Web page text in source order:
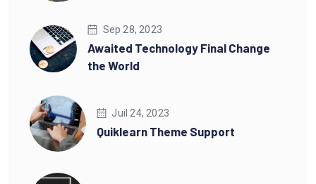
Sep 28, 2023
Awaited Technology Final Change
the World
Juil 24, 2023
Quiklearn Theme Support